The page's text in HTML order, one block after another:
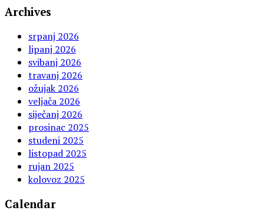
Archives
srpanj 2026
lipanj 2026
svibanj 2026
travanj 2026
ožujak 2026
veljača 2026
siječanj 2026
prosinac 2025
studeni 2025
listopad 2025
rujan 2025
kolovoz 2025
Calendar